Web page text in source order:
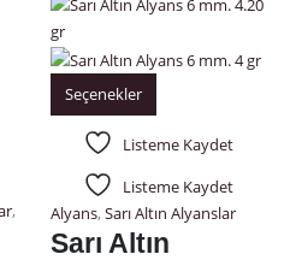
,
Seçenekler
Listeme Kaydet
Listeme Kaydet
Alyans,Sarı Altın Alyanslar
Sarı Altın